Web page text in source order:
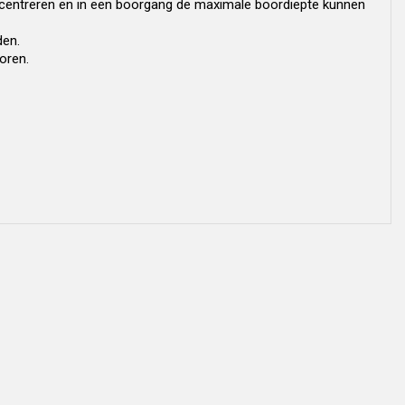
en in een boorgang de maximale boordiepte kunnen